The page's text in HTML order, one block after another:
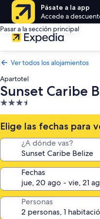
Pásate a la app
Accede a
Pasar a la sección principal
Ver todos los alojamientos
Apartotel
Sunset Caribe
Alojamiento
de
3.5 estrellas
Elige las fechas para
¿A dónde vas?
Fechas
Personas